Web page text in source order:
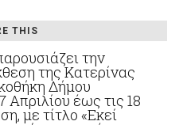
THIS
την
της Κατερίνας
Δήμου
Απριλίου έως τις 18
με τίτλο «Εκεί